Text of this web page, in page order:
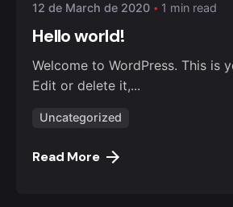
12 de March de 2020 1 min read
Hello world!
Welcome to WordPress. This is
Edit or delete it,...
Uncategorized
Read More